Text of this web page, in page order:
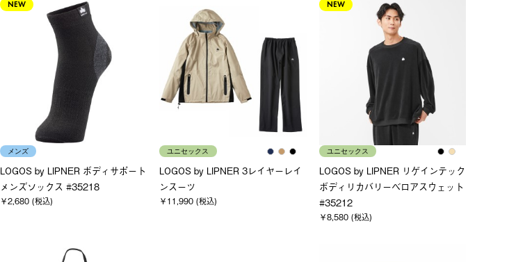
NEW
メンズ
LOGOS by LIPNER ボディサポート
メンズソックス #35218
￥2,680 (税込)
ユニセックス
LOGOS by LIPNER 3レイヤーレイ
ンスーツ
￥11,990 (税込)
NEW
ユニセックス
LOGOS by LIPNER リゲインテック
ボディリカバリーベロアスウェット
#35212
￥8,580 (税込)